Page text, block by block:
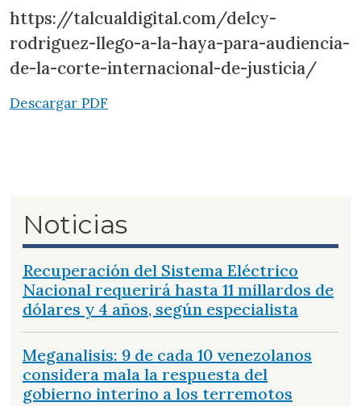
https://talcualdigital.com/delcy-
rodriguez-llego-a-la-haya-para-audiencia-
de-la-corte-internacional-de-justicia/
Descargar PDF
Noticias
Recuperación del Sistema Eléctrico
Nacional requerirá hasta 11 millardos de
dólares y 4 años, según especialista
Meganalisis: 9 de cada 10 venezolanos
considera mala la respuesta del
gobierno interino a los terremotos